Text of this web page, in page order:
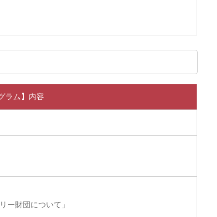
ラム】内容
ー財団について」